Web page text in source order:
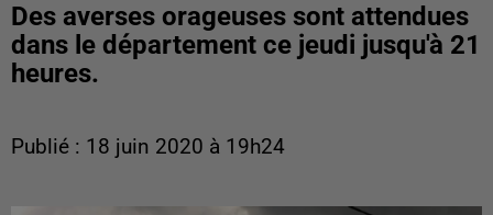
Des averses orageuses sont attendues
dans le département ce jeudi jusqu'à 21
heures.
Publié : 18 juin 2020 à 19h24